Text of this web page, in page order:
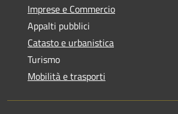
Imprese e Commercio
Appalti pubblici
Catasto e urbanistica
Turismo
Mobilità e trasporti